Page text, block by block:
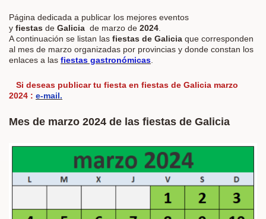
Página dedicada a publicar los mejores eventos
y fiestas de Galicia de marzo de 2024.
A continuación se listan las fiestas de Galicia que corresponden
al mes de marzo organizadas por provincias y donde constan los
enlaces a las fiestas gastronómicas.
Si deseas publicar tu fiesta en fiestas de Galicia marzo
2024 : e-mail.
Mes de marzo 2024 de las fiestas de Galicia